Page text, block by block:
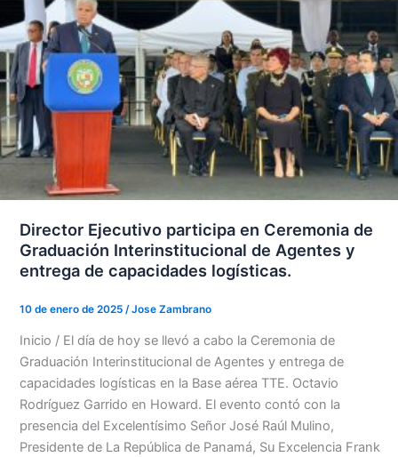
Director Ejecutivo participa en Ceremonia de
Graduación Interinstitucional de Agentes y
entrega de capacidades logísticas.
10 de enero de 2025 /Jose Zambrano
Inicio / El día de hoy se llevó a cabo la Ceremonia de
Graduación Interinstitucional de Agentes y entrega de
capacidades logísticas en la Base aérea TTE. Octavio
Rodríguez Garrido en Howard. El evento contó con la
presencia del Excelentísimo Señor José Raúl Mulino,
Presidente de La República de Panamá, Su Excelencia Frank